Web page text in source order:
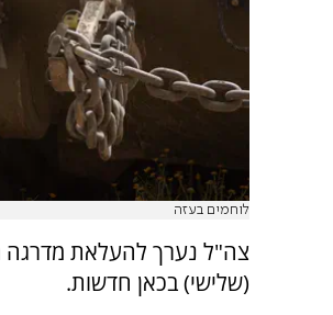
לוחמים בעזה
צה"ל נערך להעלאת מדרגה
(שלישי) בכאן חדשות.